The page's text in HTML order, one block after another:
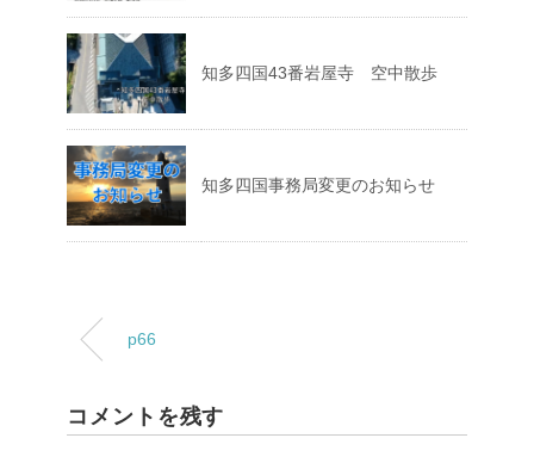
知多四国43番岩屋寺 空中散歩
知多四国事務局変更のお知らせ
p66
コメントを残す